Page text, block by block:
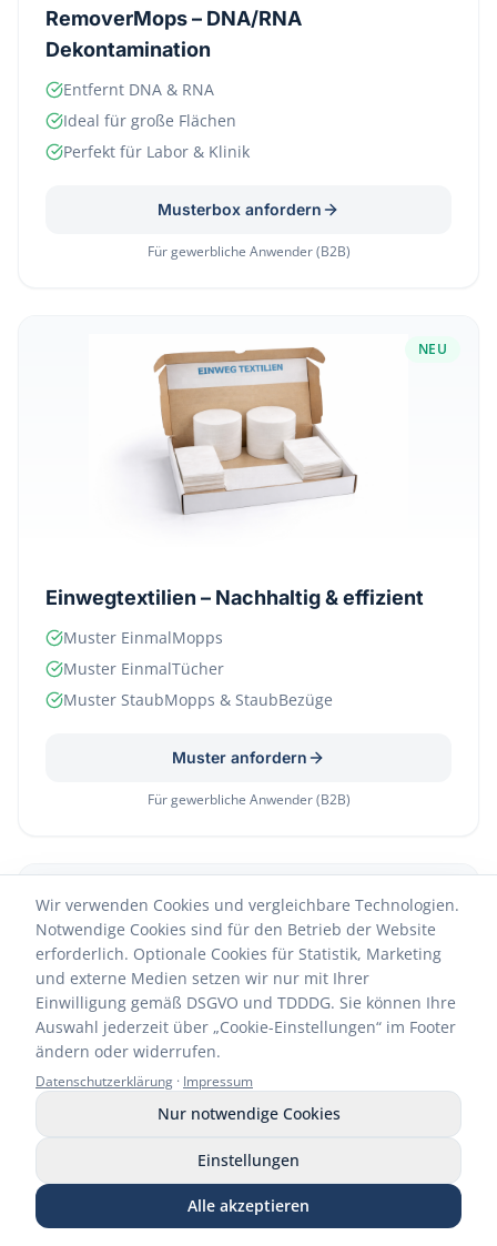
RemoverMops – DNA/RNA
Dekontamination
Entfernt DNA & RNA
Ideal für große Flächen
Perfekt für Labor & Klinik
Musterbox anfordern
Für gewerbliche Anwender (B2B)
NEU
Einwegtextilien – Nachhaltig & effizient
Muster EinmalMopps
Muster EinmalTücher
Muster StaubMopps & StaubBezüge
Muster anfordern
Für gewerbliche Anwender (B2B)
NEU
Muster C-STOP WIPES
Muster CARBOFLOOR Flächenkonzentrat
Anrufen WhatsApp E-Mail Muster anfordern Shop
Wir verwenden Cookies und vergleichbare Technologien.
Notwendige Cookies sind für den Betrieb der Website
erforderlich. Optionale Cookies für Statistik, Marketing
und externe Medien setzen wir nur mit Ihrer
Einwilligung gemäß DSGVO und TDDDG. Sie können Ihre
Auswahl jederzeit über „Cookie-Einstellungen“ im Footer
ändern oder widerrufen.
Datenschutzerklärung · Impressum
Nur notwendige Cookies
Einstellungen
Alle akzeptieren